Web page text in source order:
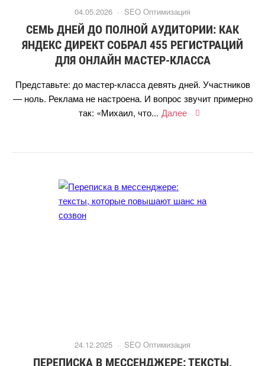
04.05.2026 · SEO Оптимизация
СЕМЬ ДНЕЙ ДО ПОЛНОЙ АУДИТОРИИ: КАК
ЯНДЕКС ДИРЕКТ СОБРАЛ 455 РЕГИСТРАЦИЙ
ДЛЯ ОНЛАЙН МАСТЕР-КЛАССА
Представьте: до мастер-класса девять дней. Участнико
— ноль. Реклама не настроена. И вопрос звучит примерно
так: «Михаил, что... Далее
24.12.2025 · SEO Оптимизация
ПЕРЕПИСКА В МЕССЕНДЖЕРЕ: ТЕКСТЫ,